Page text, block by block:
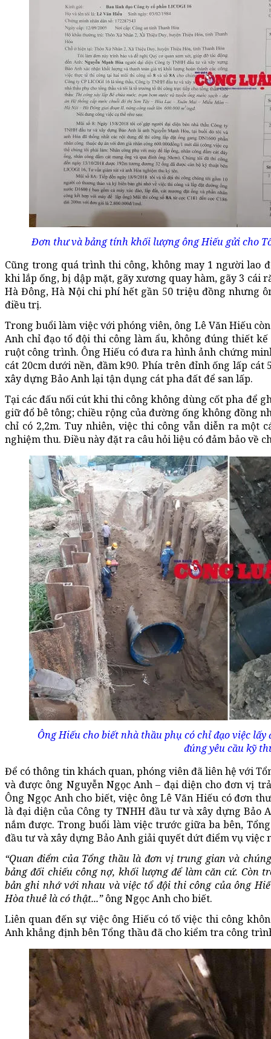
Đơn thư và bảng tính khối lượng ông Hiếu gửi cho
Cũng trong quá trình thi công, không may 1 người lao
khi lắp ống, bị dập mặt, gãy xương quay hàm, gãy 3 cái
Hà Đông, Hà Nội chi phí hết gần 50 triệu đồng nhưng
điều trị.
Trong buổi làm việc với phóng viên, ông Lê Văn Hiếu
Anh chỉ đạo tổ đội thi công làm ẩu, không đúng thiết
ruột công trình. Ông Hiếu có đưa ra hình ảnh chứng
cát 20cm dưới nền, đầm k90. Phía trên đỉnh ống lấp cát
xây dựng Bảo Anh lại tận dụng cát pha đất để san lấp.
Tại các đấu nối cút khi thi công không dùng cốt pha để
giữ đổ bê tông; chiều rộng của đường ống không đồng
chỉ có 2,2m. Tuy nhiên, việc thi công vẫn diễn ra một
nghiệm thu. Điều này đặt ra câu hỏi liệu có đảm bảo về
Ông Hiếu cho biết nhà thầu phụ có chỉ đạo việc
đúng yêu cầu kỹ
Để có thông tin khách quan, phóng viên đã liên hệ với
và được ông Nguyễn Ngọc Anh – đại diện cho đơn vị
Ông Ngọc Anh cho biết, việc ông Lê Văn Hiếu có đơn
là đại diện của Công ty TNHH đầu tư và xây dựng Bảo
nắm được. Trong buổi làm việc trước giữa ba bên,
đầu tư và xây dựng Bảo Anh giải quyết dứt điểm vụ việc
“Quan điểm của Tổng thầu là đơn vị trung gian và
bảng đối chiếu công nợ, khối lượng để làm căn cứ. Còn
bản ghi nhớ với nhau và việc tổ đội thi công của ông
Hòa thuê là có thật...”ông Ngọc Anh cho biết.
Liên quan đến sự việc ông Hiếu có tố việc thi công
Anh khẳng định bên Tổng thầu đã cho kiểm tra công